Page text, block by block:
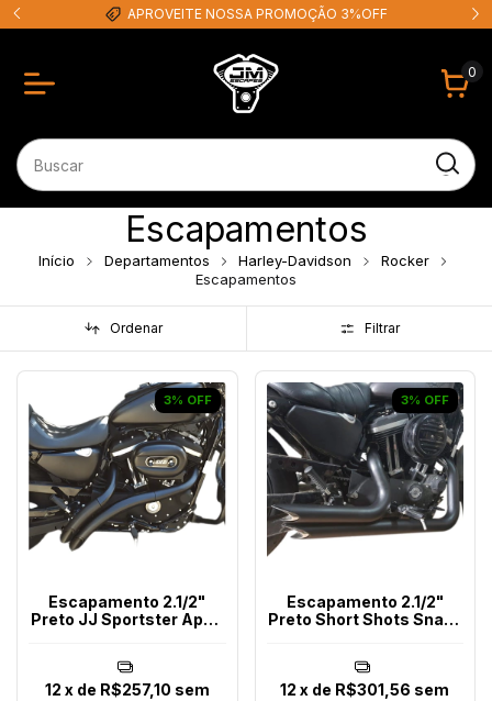
APROVEITE NOSSA PROMOÇÃO 3%OFF
0
Escapamentos
Início Departamentos Harley-Davidson
Rocker
Escapamentos
Ordenar Filtrar
3% OFF
Escapamento 2.1/2"
Preto JJ Sportster Após
12 x de R$257,10 sem
3% OFF
Escapamento 2.1/2"
Preto Short Shots Snake
12 x de R$301,56 sem